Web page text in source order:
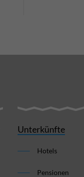
Unterkünfte
Hotels
Pensionen